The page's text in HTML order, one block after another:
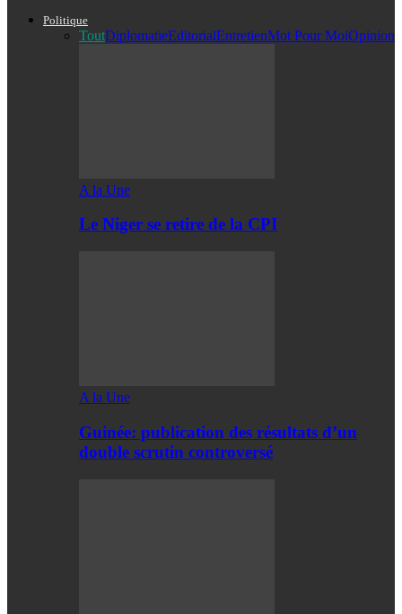
Politique
ToutDiplomatieEditorialEntretienMot Pour MoiOpinion
A la Une
Le Niger se retire de la CPI
A la Une
Guinée: publication des résultats d’un
double scrutin controversé